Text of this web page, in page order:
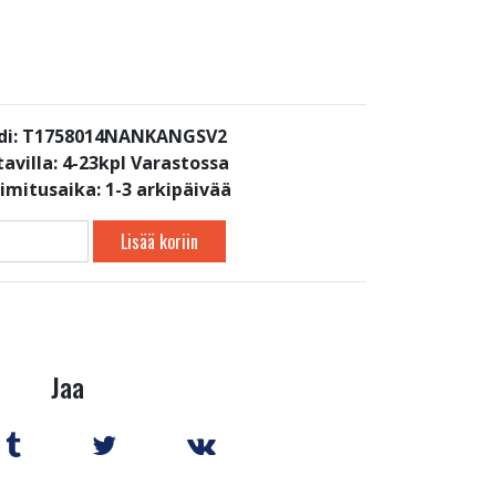
T1758014NANKANGSV2
4-23kpl Varastossa
1-3 arkipäivää
Lisää koriin
Jaa